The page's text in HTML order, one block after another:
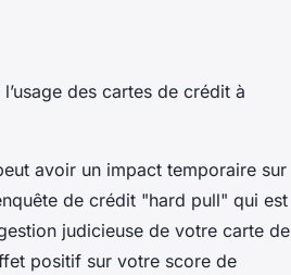
des cartes de crédit à
avoir un impact temporaire sur
de crédit "hard pull" qui est
judicieuse de votre carte de
positif sur votre score de